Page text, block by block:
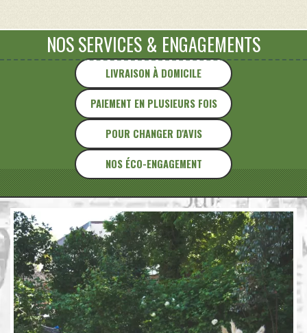
vintage
LIVRAISON À DOMICILE
PAIEMENT EN PLUSIEURS FOIS
NOS SERVICES & ENGAGEMENTS
POUR CHANGER D'AVIS
NOS ÉCO-ENGAGEMENT